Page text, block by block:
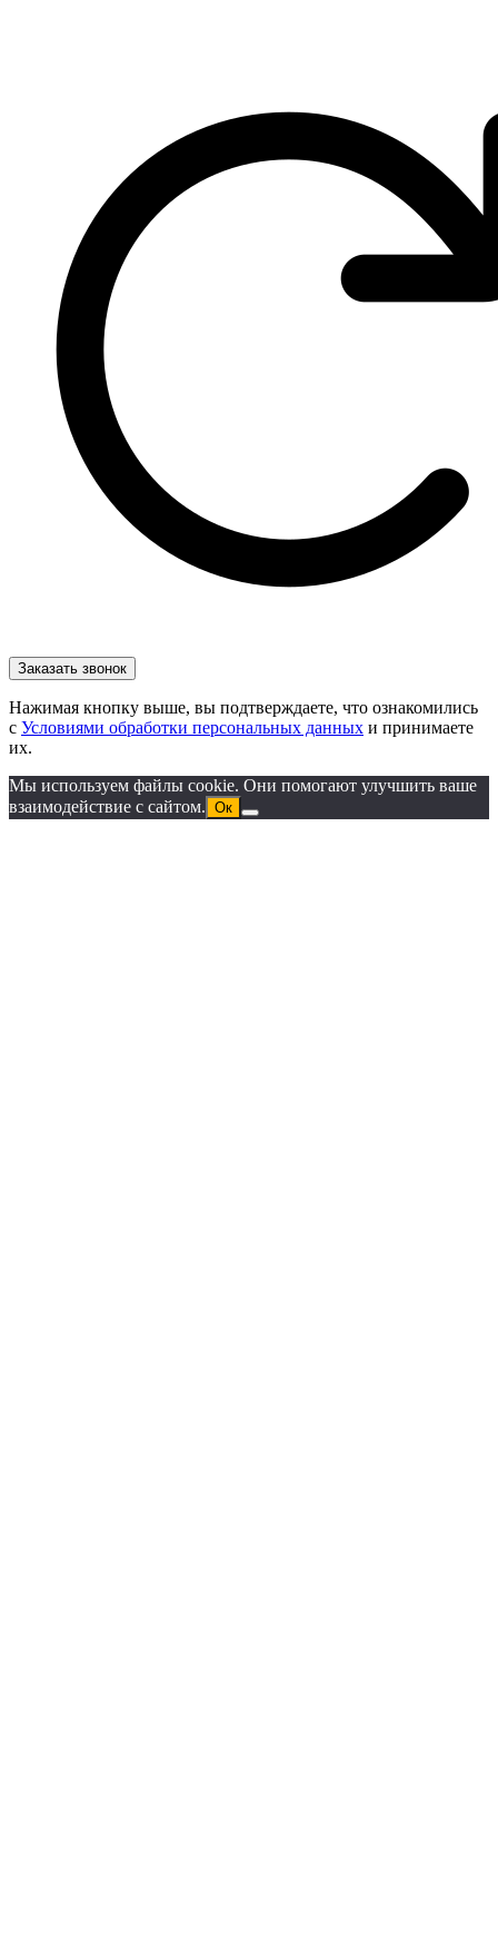
Нажимая кнопку выше, вы подтверждаете, что ознакомились
с Условиями обработки персональных данных и принимаете
их.
Мы используем файлы cookie. Они помогают улучшить ваше
взаимодействие с сайтом. Ок